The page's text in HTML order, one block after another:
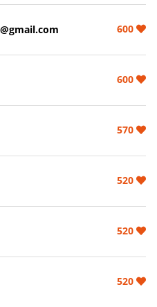
600
600
570
520
520
520